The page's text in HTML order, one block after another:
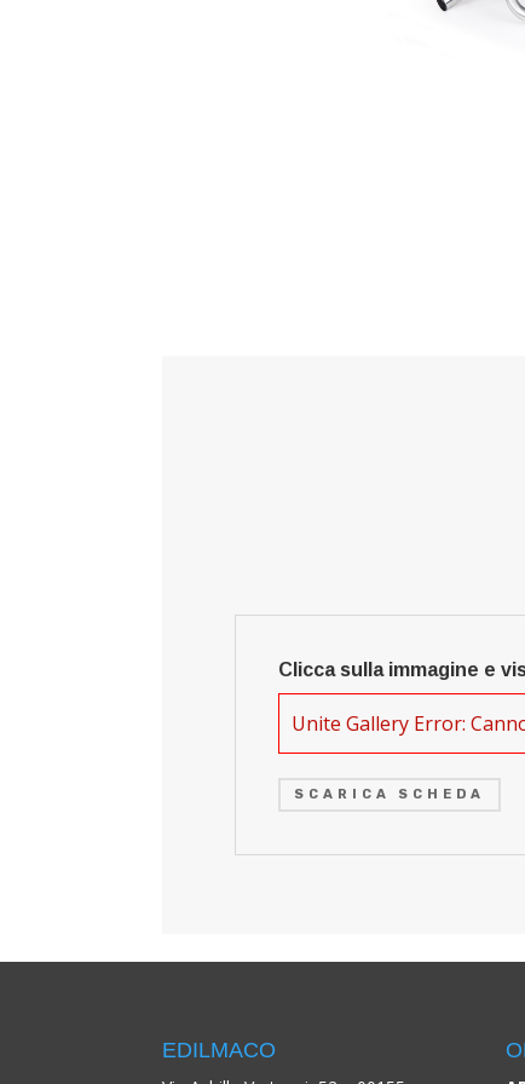
Clicca sulla immagine e
Unite Gallery Error:
SCARICA SCHEDA
EDILMACO